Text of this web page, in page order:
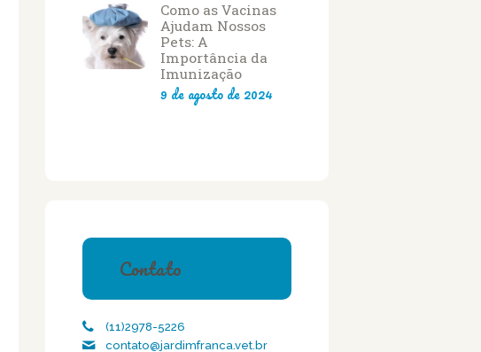
Como as Vacinas
Ajudam Nossos
Pets: A
Importância da
Imunização
9 de agosto de 2024
Contato
(11)2978-5226
contato@jardimfranca.vet.br